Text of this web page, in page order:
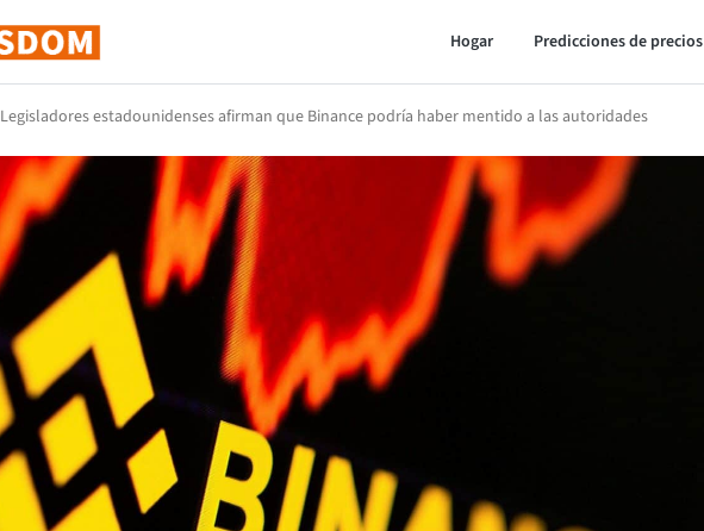
Hogar Predicciones de precios
Legisladores estadounidenses afirman que Binance podría haber mentido a las autoridades